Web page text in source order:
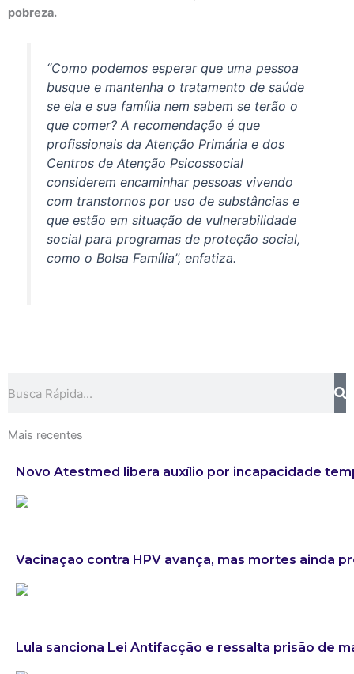
pobreza.
“Como podemos esperar que uma pessoa
busque e mantenha o tratamento de saúde
se ela e sua família nem sabem se terão o
que comer? A recomendação é que
profissionais da Atenção Primária e dos
Centros de Atenção Psicossocial
considerem encaminhar pessoas vivendo
com transtornos por uso de substâncias e
que estão em situação de vulnerabilidade
social para programas de proteção social,
como o Bolsa Família”, enfatiza.
Mais recentes
Novo Atestmed libera auxílio por incapacidade
Vacinação contra HPV avança, mas mortes ainda
Lula sanciona Lei Antifacção e ressalta prisão de